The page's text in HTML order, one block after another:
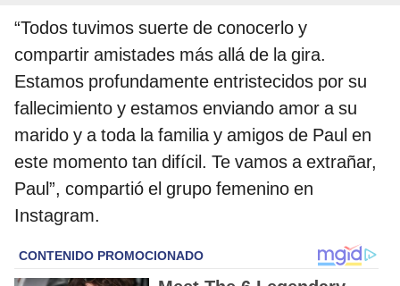
“Todos tuvimos suerte de conocerlo y
compartir amistades más allá de la gira.
Estamos profundamente entristecidos por su
fallecimiento y estamos enviando amor a su
marido y a toda la familia y amigos de Paul en
este momento tan difícil. Te vamos a extrañar,
Paul”, compartió el grupo femenino en
Instagram.